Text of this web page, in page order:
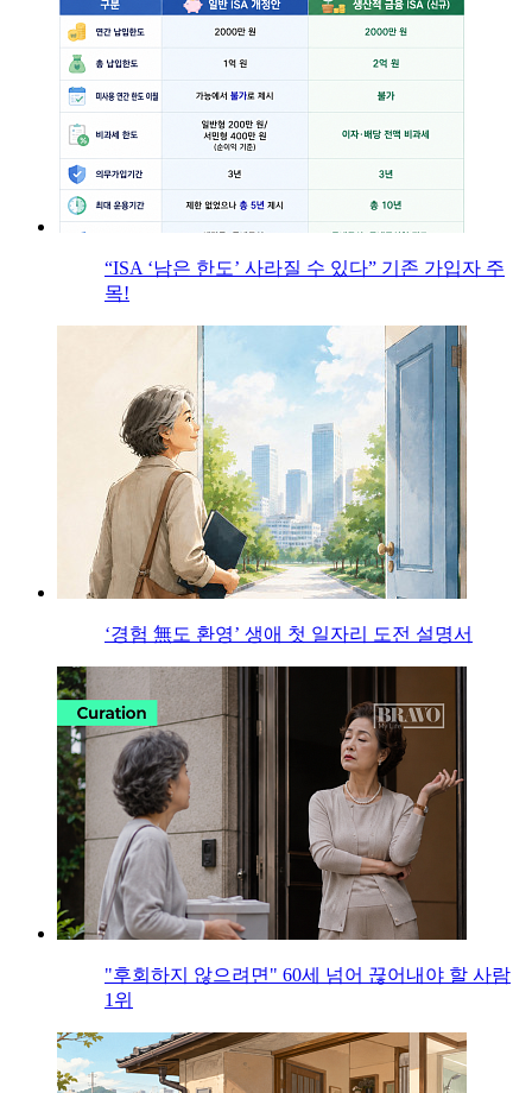
“ISA ‘남은 한도’ 사라질 수 있다” 기존 가입자 주
목!
‘경험 無도 환영’ 생애 첫 일자리 도전 설명서
"후회하지 않으려면" 60세 넘어 끊어내야 할 사람
1위